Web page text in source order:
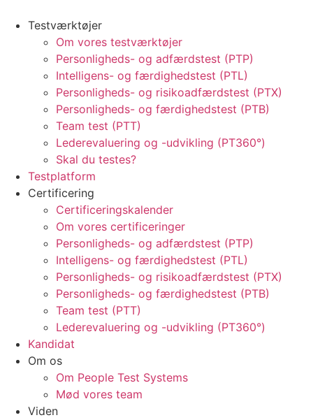
Testværktøjer
Om vores testværktøjer
Personligheds- og adfærdstest (PTP)
Intelligens- og færdighedstest (PTL)
Personligheds- og risikoadfærdstest (PTX)
Personligheds- og færdighedstest (PTB)
Team test (PTT)
Lederevaluering og -udvikling (PT360°)
Skal du testes?
Testplatform
Certificering
Certificeringskalender
Om vores certificeringer
Personligheds- og adfærdstest (PTP)
Intelligens- og færdighedstest (PTL)
Personligheds- og risikoadfærdstest (PTX)
Personligheds- og færdighedstest (PTB)
Team test (PTT)
Lederevaluering og -udvikling (PT360°)
Kandidat
Om os
Om People Test Systems
Mød vores team
Viden